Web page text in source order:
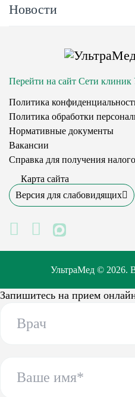
Новости
Перейти на сайт Сети клиник
Политика
Политика обработки
Нормативные документы
Вакансии
Справка для получения
Карта сайта
Версия для слабовидящих
УльтраМед © 2026.
Запишитесь на прием